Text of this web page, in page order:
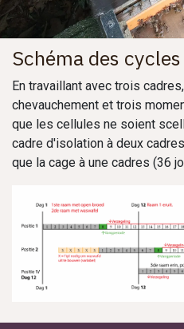
Schéma des
En travaillant avec trois
chevauchement et trois
que les cellules ne soient
cadre d'isolation à deux
que la cage à une cadres (36